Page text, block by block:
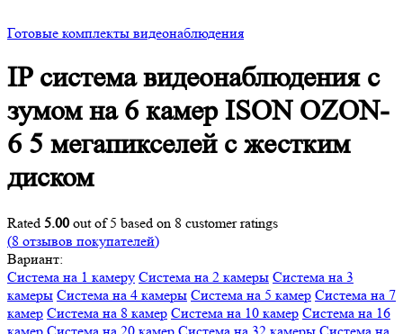
Готовые комплекты видеонаблюдения
IP система видеонаблюдения с
зумом на 6 камер ISON OZON-
6 5 мегапикселей с жестким
диском
Rated 5.00 out of 5 based on 8 customer ratings
(8 отзывов покупателей)
Вариант:
Система на 1 камеру Система на 2 камеры Система на 3
камеры Система на 4 камеры Система на 5 камер Система на 7
камер Система на 8 камер Система на 10 камер Система на 16